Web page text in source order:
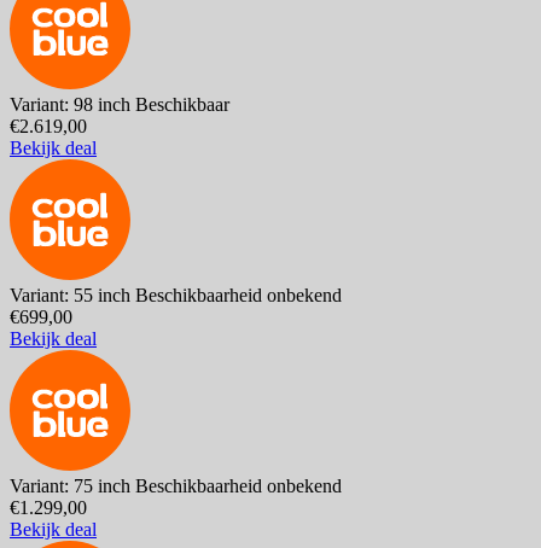
Variant: 98 inch Beschikbaar
€2.619,00
Bekijk deal
Variant: 55 inch Beschikbaarheid onbekend
€699,00
Bekijk deal
Variant: 75 inch Beschikbaarheid onbekend
€1.299,00
Bekijk deal